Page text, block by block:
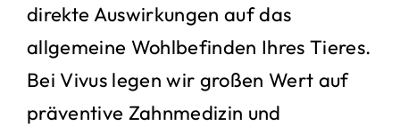
direkte Auswirkungen auf das
allgemeine Wohlbefinden Ihres Tieres.
Bei Vivus legen wir großen Wert auf
präventive Zahnmedizin und